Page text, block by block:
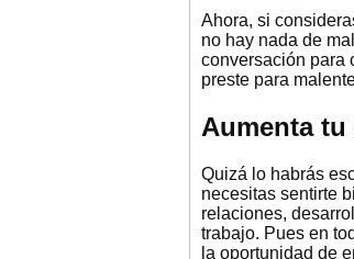
Ahora, si
no hay nada de
conversación para
preste para
Aumenta
Quizá lo habrás
necesitas sentirte
relaciones,
trabajo. Pues en
la oportunidad de